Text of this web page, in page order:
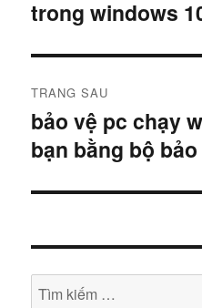
bài
viết
viết
trong windows
TRANG SAU
Bài
tiếp
bảo vệ pc chạy
bạn bằng bộ
Tìm